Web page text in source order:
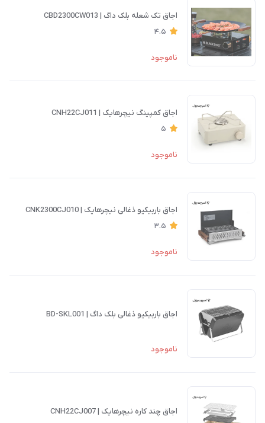
اجاق تک شعله بلک داگ | CBD2300CW013
4.5
ناموجود
اجاق کمپینگ نیچرهایک | CNH22CJ011
5
ناموجود
اجاق باربیکیو ذغالی نیچرهایک | CNK2300CJ010
3.5
ناموجود
اجاق باربیکیو ذغالی بلک داگ | BD-SKL001
ناموجود
اجاق چند کاره نیچرهایک | CNH22CJ007